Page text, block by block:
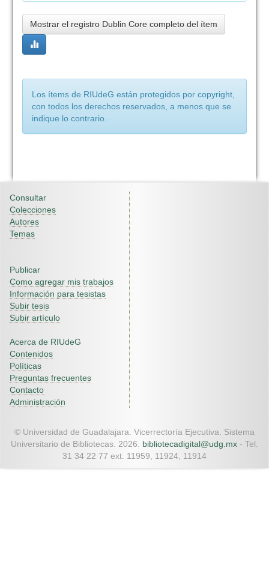
Mostrar el registro Dublin Core completo del ítem
Los ítems de RIUdeG están protegidos por copyright,
con todos los derechos reservados, a menos que se
indique lo contrario.
Consultar
Colecciones
Autores
Temas
Publicar
Como agregar mis trabajos
Información para tesistas
Subir tesis
Subir artículo
Acerca de RIUdeG
Contenidos
Políticas
Preguntas frecuentes
Contacto
Administración
© Universidad de Guadalajara. Vicerrectoría Ejecutiva. Sistema
Universitario de Bibliotecas. 2026. bibliotecadigital@udg.mx - Tel.
31 34 22 77 ext. 11959, 11924, 11914